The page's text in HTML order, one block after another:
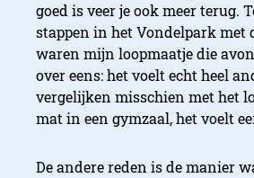
goed is veer je ook meer terug.
stappen in het Vondelpark met
waren mijn loopmaatje die
over eens: het voelt echt heel
vergelijken misschien met het
mat in een gymzaal, het voelt
De andere reden is de manier